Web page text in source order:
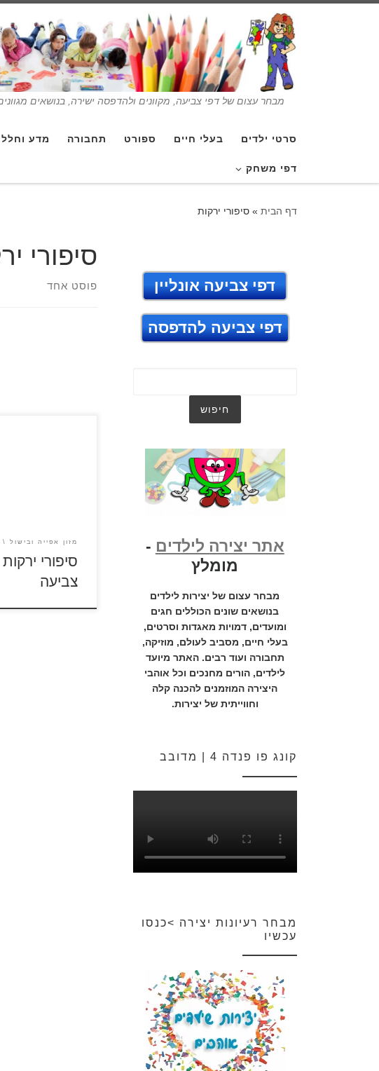
מבחר עצום של דפי צביעה, מקוונים ולהדפסה ישירה, בנושאים
סרטי ילדים בעלי חיים ספורט תחבורה מדע וחלל
דפי משחק
דף הבית » סיפורי ירקות
סיפורי
פוסט אחד
מזון אפייה ובישול
סיפורי
צביעה
דפי צביעה אונליין
דפי צביעה להדפסה
אתר יצירה לילדים -
מומלץ
מבחר עצום של יצירות לילדים
בנושאים שונים הכוללים חגים
ומועדים, דמויות מאגדות וסרטים,
בעלי חיים, מסביב לעולם, מוזיקה,
תחבורה ועוד רבים. האתר מיועד
לילדים, הורים מחנכים וכל אוהבי
היצירה המוזמנים להכנה קלה
וחווייתית של יצירות.
קונג פו פנדה 4 | מדובב
מבחר רעיונות יצירה >כנסו
עכשיו